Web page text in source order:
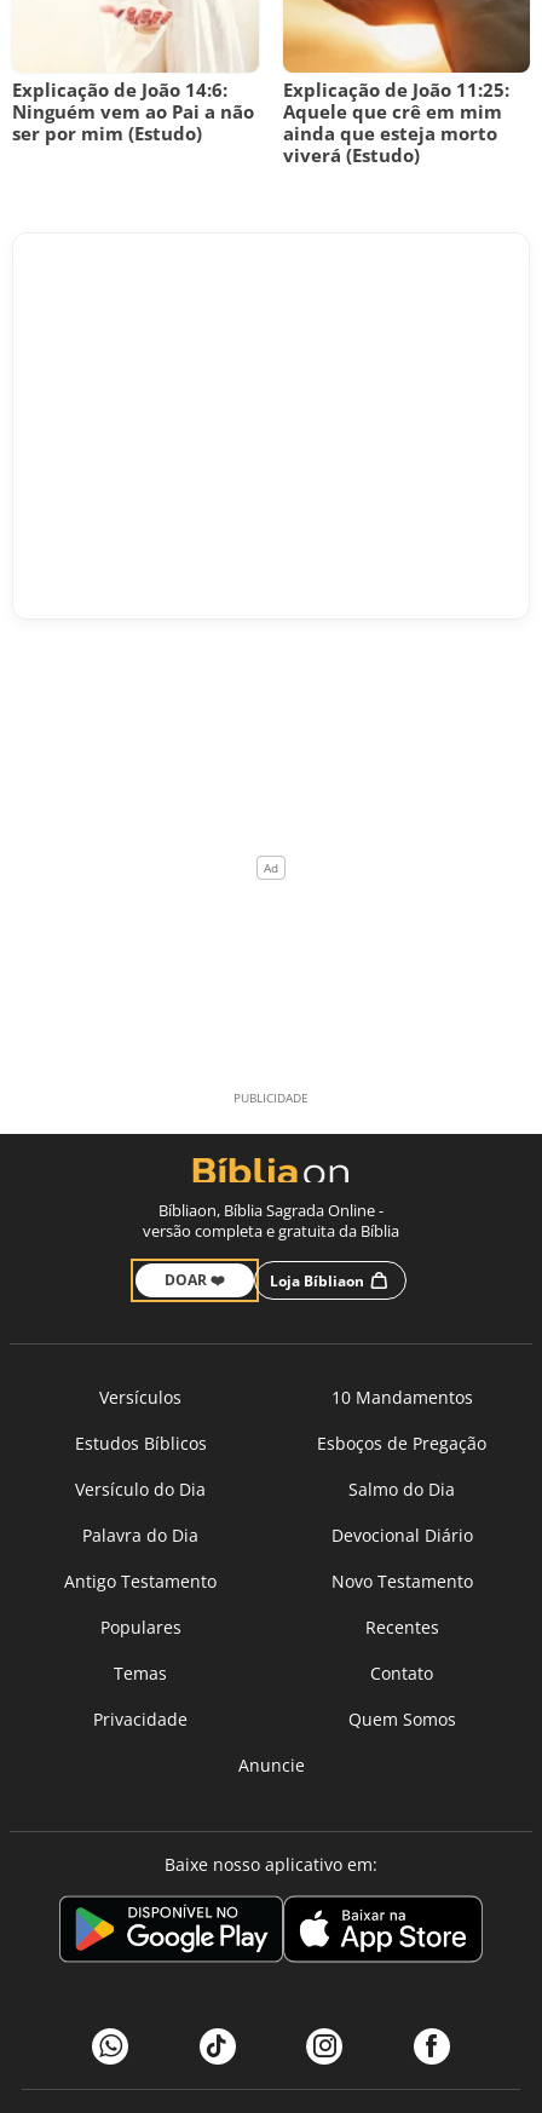
Explicação de João 14:6:
Ninguém vem ao Pai a não
ser por mim (Estudo)
Explicação de João 11:25:
Aquele que crê em mim
ainda que esteja morto
viverá (Estudo)
Bíbliaon, Bíblia Sagrada Online -
versão completa e gratuita da Bíblia
DOAR ❤️ Loja Bíbliaon
Versículos
10 Mandamentos
Estudos Bíblicos
Esboços de Pregação
Versículo do Dia
Salmo do Dia
Palavra do Dia
Devocional Diário
Antigo Testamento
Novo Testamento
Populares
Recentes
Temas
Contato
Privacidade
Quem Somos
Anuncie
Baixe nosso aplicativo em: